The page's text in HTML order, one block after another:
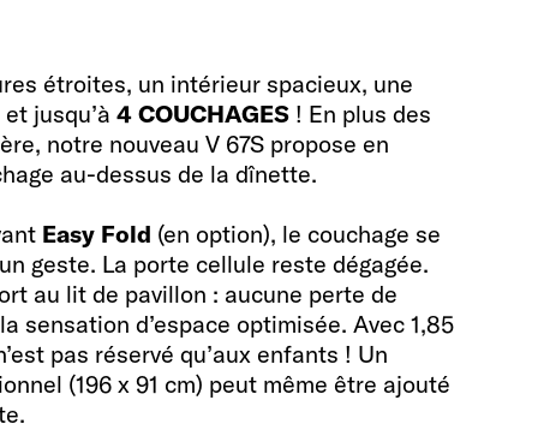
étroites, un intérieur spacieux, une
jusqu’à 4 COUCHAGES! En plus des
notre nouveau V 67S propose en
au-dessus de la dînette.
Easy Fold (en option), le couchage se
geste. La porte cellule reste dégagée.
au lit de pavillon : aucune perte de
sensation d’espace optimisée. Avec 1,85
pas réservé qu’aux enfants ! Un
(196 x 91 cm) peut même être ajouté